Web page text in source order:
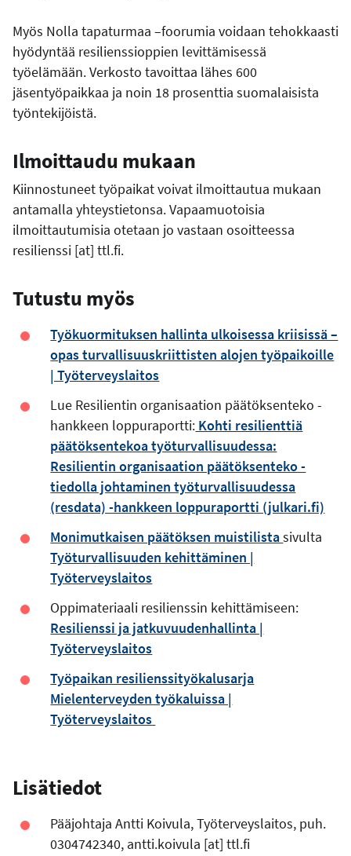
Myös Nolla tapaturmaa –foorumia voidaan tehokkaasti
hyödyntää resilienssioppien levittämisessä
työelämään. Verkosto tavoittaa lähes 600
jäsentyöpaikkaa ja noin 18 prosenttia suomalaisista
työntekijöistä.
Ilmoittaudu mukaan
Kiinnostuneet työpaikat voivat ilmoittautua mukaan
antamalla yhteystietonsa. Vapaamuotoisia
ilmoittautumisia otetaan jo vastaan osoitteessa
resilienssi [at] ttl.fi.
Tutustu myös
Työkuormituksen hallinta ulkoisessa kriisissä –
opas turvallisuuskriittisten alojen työpaikoille
| Työterveyslaitos
Lue Resilientin organisaation päätöksenteko -
hankkeen loppuraportti: Kohti resilienttiä
päätöksentekoa työturvallisuudessa:
Resilientin organisaation päätöksenteko -
tiedolla johtaminen työturvallisuudessa
(resdata) -hankkeen loppuraportti (julkari.fi)
Monimutkaisen päätöksen muistilistasivulta
Työturvallisuuden kehittäminen |
Työterveyslaitos
Oppimateriaali resilienssin kehittämiseen:
Resilienssi ja jatkuvuudenhallinta |
Työterveyslaitos
Työpaikan resilienssityökalusarja
Mielenterveyden työkaluissa |
Työterveyslaitos
Lisätiedot
Pääjohtaja Antti Koivula, Työterveyslaitos, puh.
0304742340, antti.koivula [at]ttl.fi